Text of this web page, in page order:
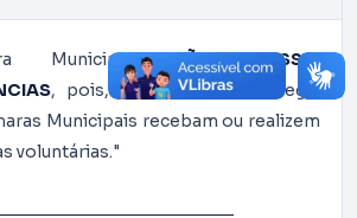
Municipal
NÃO POSSUI
, pois, não há previsão legal
Municipais recebam ou realizem
voluntárias."